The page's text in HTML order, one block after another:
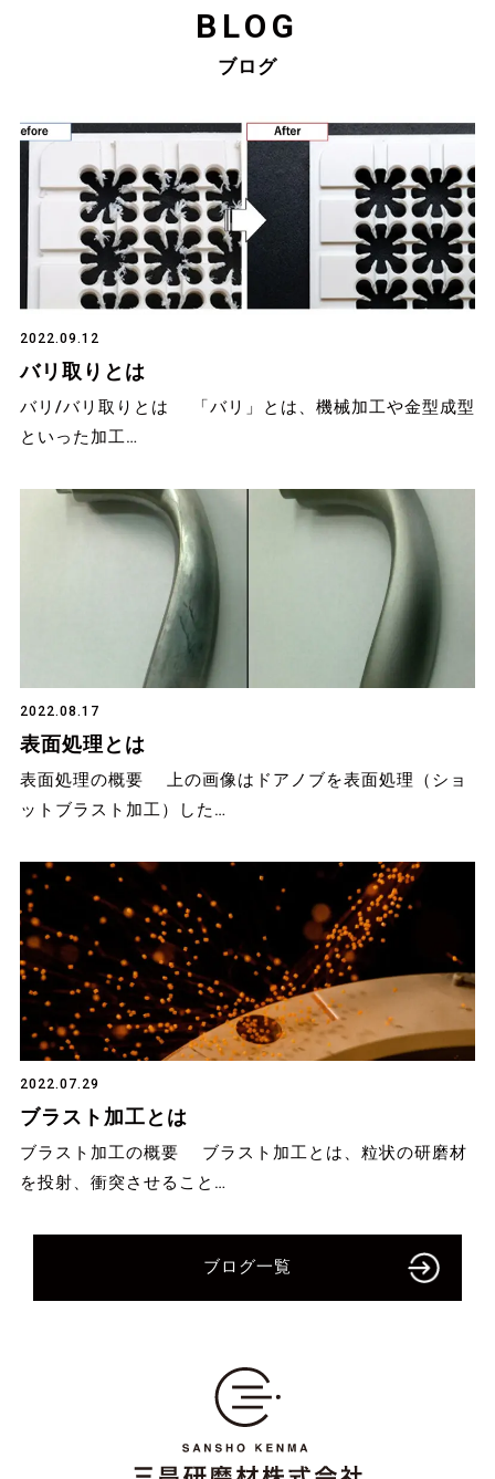
BLOG
ブログ
2022.09.12
バリ取りとは
バリ/バリ取りとは 「バリ」とは、機械加工や金型成型
といった加工…
2022.08.17
表面処理とは
表面処理の概要 上の画像はドアノブを表面処理（ショ
ットブラスト加工）した…
2022.07.29
ブラスト加工とは
ブラスト加工の概要 ブラスト加工とは、粒状の研磨材
を投射、衝突させること…
ブログ一覧